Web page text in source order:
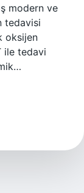
modern ve
tedavisi
oksijen
ile tedavi